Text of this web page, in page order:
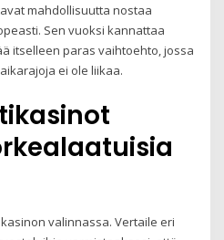
mahdollisuutta nostaa
Sen vuoksi kannattaa
itselleen paras vaihtoehto, jossa
ei ole liikaa.
valinnassa. Vertaile eri